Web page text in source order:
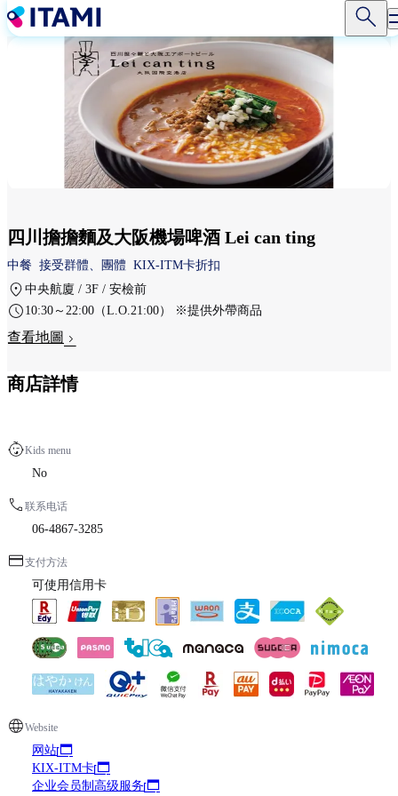
移
至
四川擔擔麵及大阪機場啤酒 Lei can ting
中餐 接受群體、團體 KIX-ITM卡折扣
中央航廈 / 3F / 安檢前
10:30～22:00（L.O.21:00） ※提供外帶商品
查看地圖
商店詳情
Kids menu
No
联系电话
06-4867-3285
支付方法
可使用信用卡
Website
网站
KIX-ITM卡
企业会员制高级服务